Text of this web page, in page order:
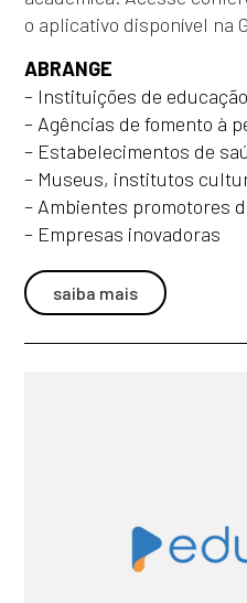
o aplicativo disponível na
ABRANGE
– Instituições de
– Agências de fomento à
– Estabelecimentos de
– Museus, institutos
– Ambientes promotores
– Empresas inovadoras
saiba mais